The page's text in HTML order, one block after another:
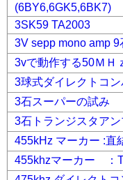
(6BY6,6GK5,6BK7)
3SK59 TA2003
3V sepp mono amp 9
3vで動作する50ＭＨ
3球式ダイレクトコ
3石スーパーの試み
3石トランジスタア
455kHz マーカー :直
455khzマーカー ：